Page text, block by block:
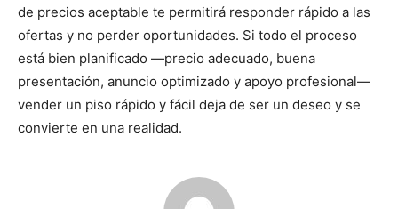
de precios aceptable te permitirá responder rápido a las
ofertas y no perder oportunidades. Si todo el proceso
está bien planificado —precio adecuado, buena
presentación, anuncio optimizado y apoyo profesional—
vender un piso rápido y fácil deja de ser un deseo y se
convierte en una realidad.